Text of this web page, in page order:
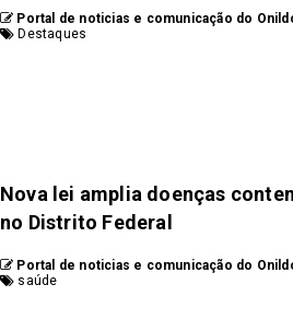
Portal de noticias e comunicação do
Destaques
Nova lei amplia doenças
no Distrito Federal
Portal de noticias e comunicação do
saúde